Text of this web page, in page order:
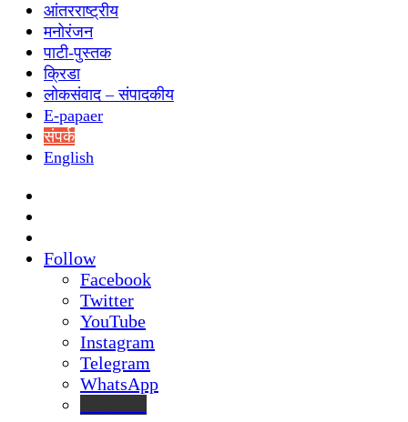
आंतरराष्ट्रीय
मनोरंजन
पाटी-पुस्तक
क्रिडा
लोकसंवाद – संपादकीय
E-papaer
संपर्क
English
Follow
Facebook
Twitter
YouTube
Instagram
Telegram
WhatsApp